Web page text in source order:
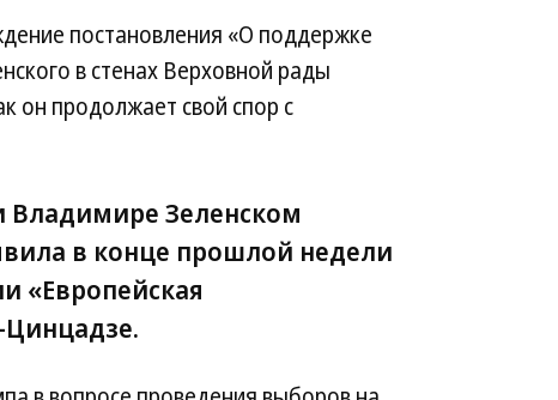
постановления «О поддержке
в стенах Верховной рады
он продолжает свой спор с
Зеленском
в конце прошлой недели
«Европейская